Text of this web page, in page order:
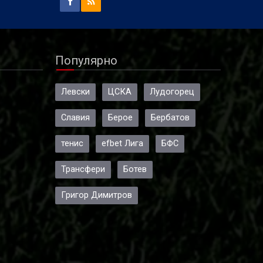
Популярно
Левски ЦСКА Лудогорец
Славия Берое Бербатов
тенис efbet Лига БФС
Трансфери Ботев
Григор Димитров